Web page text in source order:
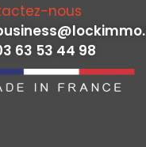
nous
63 53 44 98